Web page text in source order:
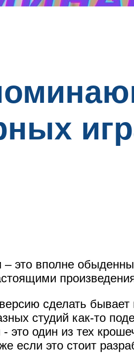
это вполне
сделать
студий как-то
это один из тех
если это стоит